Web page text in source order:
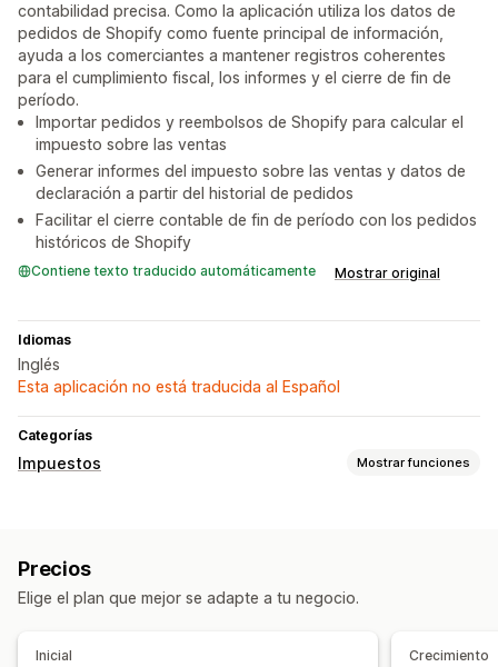
contabilidad precisa. Como la aplicación utiliza los datos de
pedidos de Shopify como fuente principal de información,
ayuda a los comerciantes a mantener registros coherentes
para el cumplimiento fiscal, los informes y el cierre de fin de
período.
Importar pedidos y reembolsos de Shopify para calcular el
impuesto sobre las ventas
Generar informes del impuesto sobre las ventas y datos de
declaración a partir del historial de pedidos
Facilitar el cierre contable de fin de período con los pedidos
históricos de Shopify
Contiene texto traducido automáticamente Mostrar original
Idiomas
Inglés
Esta aplicación no está traducida al Español
Categorías
Impuestos Mostrar funciones
Registro
Precios
Elige el plan que mejor se adapte a tu negocio.
Inicial Crecimiento